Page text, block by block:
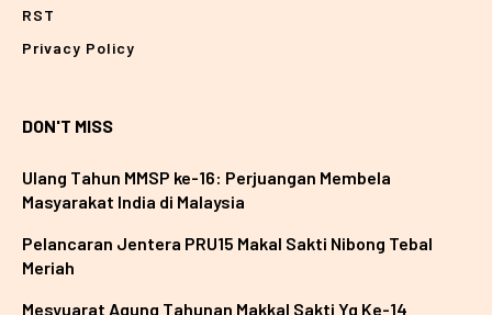
RST
Privacy Policy
DON'T MISS
Ulang Tahun MMSP ke-16: Perjuangan Membela
Masyarakat India di Malaysia
Pelancaran Jentera PRU15 Makal Sakti Nibong Tebal
Meriah
Mesyuarat Agung Tahunan Makkal Sakti Yg Ke-14